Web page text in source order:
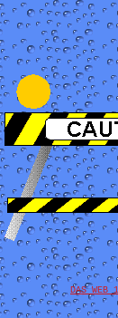
DAS WEB